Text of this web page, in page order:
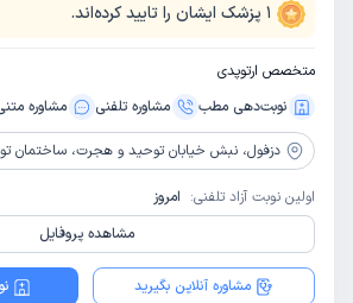
1 پزشک ایشان را تایید کرده‌اند.
متخصص ارتوپدی
نوبت‌دهی مطب
مشاوره‌ تلفنی مشاوره‌
دزفول، نبش خیابان توحید و هجرت، ساختمان توحید،
اولین نوبت آزاد تلفنی: امروز
مشاهده پروفایل
مشاوره آنلاین بگیرید